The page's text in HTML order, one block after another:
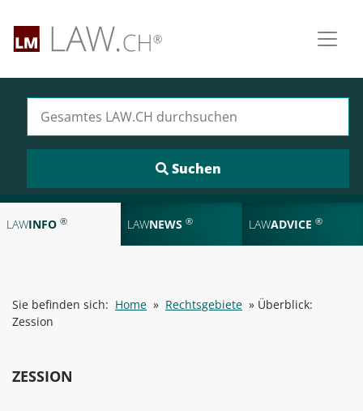
LAWINFO ® LAWNEWS ® LAWADVICE ®
Sie befinden sich: Home » Rechtsgebiete » Überblick:
Zession
ZESSION